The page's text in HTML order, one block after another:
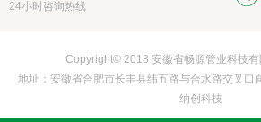
24小时咨询热线
Copyright© 2018 安徽省畅源管业科技
地址：安徽省合肥市长丰县纬五路与合水路交叉口
纳创科技